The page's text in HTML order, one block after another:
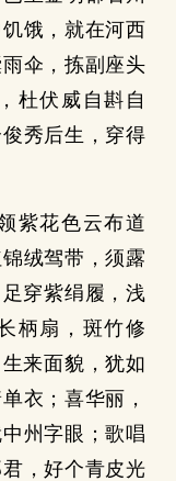
饿，就在河西
伞，拣副座头
杜伏威自斟自
秀后生，穿得
紫花色云布道
绒驾带，须露
穿紫绢履，浅
柄扇，斑竹修
来面貌，犹如
衣；喜华丽，
州字眼；歌唱
，好个青皮光